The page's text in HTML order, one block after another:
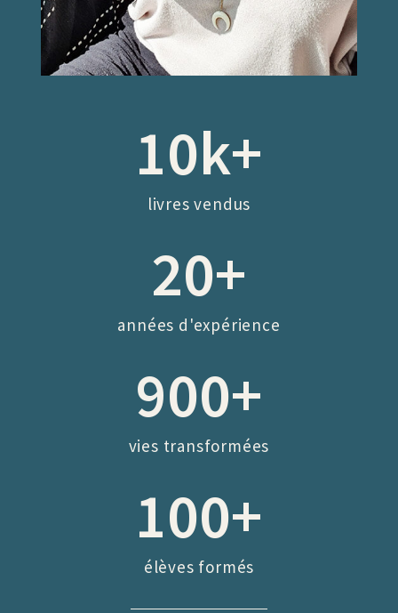
livres vendus
10k+
années d'expérience
20+
vies transformées
900+
élèves formés
100+